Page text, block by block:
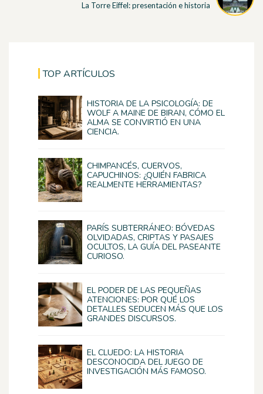
La Torre Eiffel: presentación e historia
TOP ARTÍCULOS
HISTORIA DE LA PSICOLOGÍA: DE
WOLF A MAINE DE BIRAN, CÓMO EL
ALMA SE CONVIRTIÓ EN UNA
CIENCIA.
CHIMPANCÉS, CUERVOS,
CAPUCHINOS: ¿QUIÉN FABRICA
REALMENTE HERRAMIENTAS?
PARÍS SUBTERRÁNEO: BÓVEDAS
OLVIDADAS, CRIPTAS Y PASAJES
OCULTOS, LA GUÍA DEL PASEANTE
CURIOSO.
EL PODER DE LAS PEQUEÑAS
ATENCIONES: POR QUÉ LOS
DETALLES SEDUCEN MÁS QUE LOS
GRANDES DISCURSOS.
EL CLUEDO: LA HISTORIA
DESCONOCIDA DEL JUEGO DE
INVESTIGACIÓN MÁS FAMOSO.